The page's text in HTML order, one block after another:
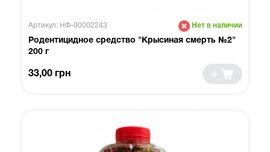
Артикул: НФ-00002243 Нет в наличии
Родентицидное средство "Крысиная смерть №2"
200 г
33,00 грн